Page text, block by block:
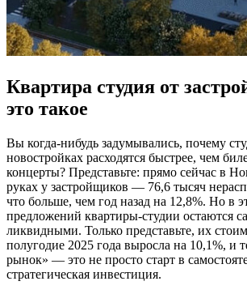
Квартира студия от
это такое
Вы когда-нибудь задумывались, почему
новостройках расходятся быстрее, чем
концерты? Представьте: прямо сейчас в
руках у застройщиков — 76,6 тысяч
что больше, чем год назад на 12,8%. Но в
предложений квартиры-студии остаются
ликвидными. Только представьте, их
полугодие 2025 года выросла на 10,1%, и
рынок» — это не просто старт в
стратегическая инвестиция.